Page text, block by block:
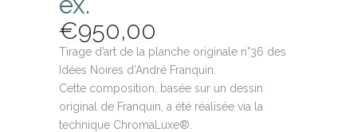
€950,00
Tirage d’art de la planche originale n°36 des
Idées Noires d’André Franquin.
Cette composition, basée sur un dessin
original de Franquin, a été réalisée via la
technique ChromaLuxe®.